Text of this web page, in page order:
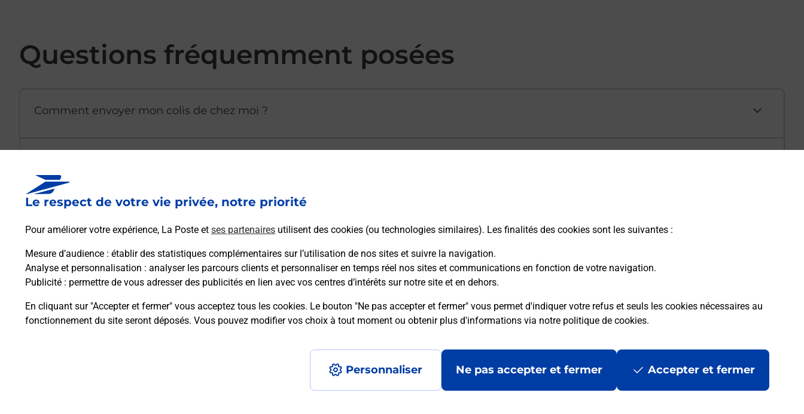
Le respect de votre vie privée, notre priorité
Pour améliorer votre expérience, La Poste et ses partenaires utilisent des cookies (ou technologies similaires). Les finalités des cookies sont les suivantes :
Mesure d’audience : établir des statistiques complémentaires sur l’utilisation de nos sites et suivre la navigation.
Analyse et personnalisation : analyser les parcours clients et personnaliser en temps réel nos sites et communications en fonction de votre navigation.
Publicité : permettre de vous adresser des publicités en lien avec vos centres d’intérêts sur notre site et en dehors.
En cliquant sur "Accepter et fermer" vous acceptez tous les cookies. Le bouton "Ne pas accepter et fermer" vous permet d'indiquer votre refus et seuls les cookies nécessaires au
fonctionnement du site seront déposés. Vous pouvez modifier vos choix à tout moment ou obtenir plus d'informations via notre politique de cookies.
Personnaliser Ne pas accepter et fermer Accepter et fermer
Questions fréquemment posées
Comment envoyer mon colis de chez moi ?
Comment demander une modification de livraison ?
Comment La Poste participe-t-elle à votre sécurité au quotidien ?
Puis-je passer mon code de la route avec La Poste et sous quelles conditions ?
Accessibilité : partiellement conforme Mentions légales Données personnelles et cookies